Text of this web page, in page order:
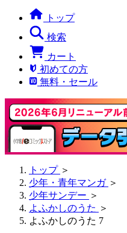
トップ
検索
カート
初めての方
無料・セール
トップ ＞
少年・青年マンガ ＞
少年サンデー ＞
よふかしのうた ＞
よふかしのうた 7